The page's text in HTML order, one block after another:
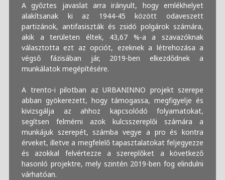
A győztes javaslat arra irányult, hogy emlékhelyet
alakítsanak ki az 1944-45 között odaveszett
partizánok, antifasiszták és zsidó polgárok számára,
akik a területen éltek, 43,67 %-a a szavazóknak
választotta ezt az opciót, ezeknek a létrehozása a
végső fázisában jár, 2019-ben elkezdődnek a
munkálatok megépítésére.
A trento-i pilotban az URBANINNO projekt szerepe
abban gyökerezett, hogy támogassa, megfigyelje és
kivizsgálja az ahhoz kapcsolódó folyamatokat,
segítsen felmérni azok kulcsszereplői számára a
munkájuk szerepét, számba vegye a pro és kontra
érveket, illetve a megfelelő tapasztalatokat feljegyezze
és azokkal felvértezze a szereplőket a következő
hasonló projektre, mely szintén 2019-ben fog elindulni
várhatóan.